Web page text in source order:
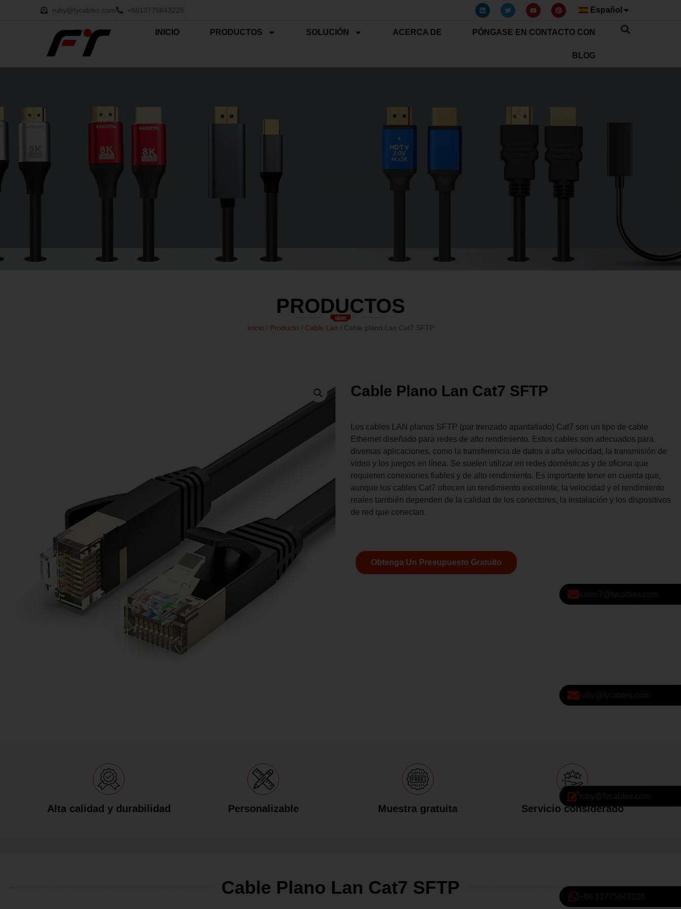
ruby@fycables.com +8613775643228 Español
INICIO PRODUCTOS SOLUCIÓN ACERCA DE PÓNGASE EN CONTACTO CON
BLOG
PRODUCTOS
Inicio / Producto / Cable Lan / Cable plano Lan Cat7 SFTP
Cable Plano Lan Cat7 SFTP
Los cables LAN planos SFTP (par trenzado apantallado) Cat7 son un tipo de cable
Ethernet diseñado para redes de alto rendimiento. Estos cables son adecuados para
diversas aplicaciones, como la transferencia de datos a alta velocidad, la transmisión de
vídeo y los juegos en línea. Se suelen utilizar en redes domésticas y de oficina que
requieren conexiones fiables y de alto rendimiento. Es importante tener en cuenta que,
aunque los cables Cat7 ofrecen un rendimiento excelente, la velocidad y el rendimiento
reales también dependen de la calidad de los conectores, la instalación y los dispositivos
de red que conectan.
Obtenga Un Presupuesto Gratuito
Alta calidad y durabilidad Personalizable Muestra gratuita Servicio considerado
Cable Plano Lan Cat7 SFTP